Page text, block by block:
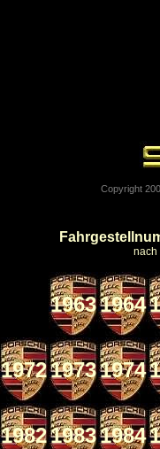
Copyright
nach
19631964
197219731974
198219831984